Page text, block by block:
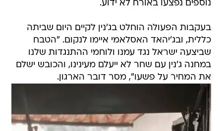
נוספים נפצעו באורח לא ידוע.
בעקבות הפעולה הוחלט בג'נין לקיים היום שביתה
כללית, ובג'יהאד האסלאמי איימו לנקום. "הטבח
שביצעה ישראל נגד עמנו ולוחמי ההתנגדות שלנו
במחנה ג'נין עם שחר לא ייעלם מעינינו, והכובש ישלם
את המחיר על פשעו", מסר דובר הארגון.